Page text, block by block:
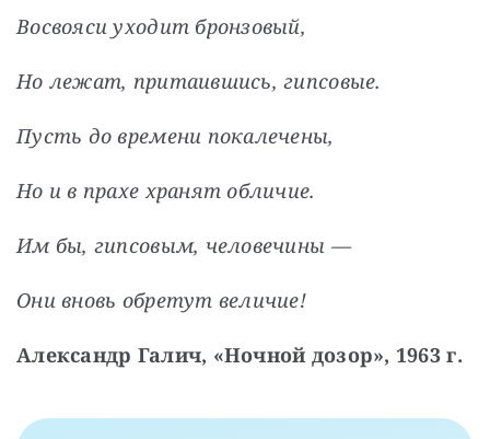
Восвояси уходит бронзовый,
Но лежат, притаившись, гипсовые.
Пусть до времени покалечены,
Но и в прахе хранят обличие.
Им бы, гипсовым, человечины —
Они вновь обретут величие!
Александр Галич, «Ночной дозор», 1963 г.